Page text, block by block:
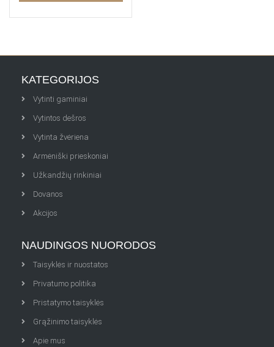
KATEGORIJOS
Vytinti gaminiai
Vytintos dešros
Vytinta žvėriena
Armėniški prieskoniai
Užkandžių rinkiniai
Dovanos
Akcijos
NAUDINGOS NUORODOS
Taisyklės ir nuostatos
Privatumo politika
Pristatymo taisyklės
Grąžinimo taisyklės
Apie mus